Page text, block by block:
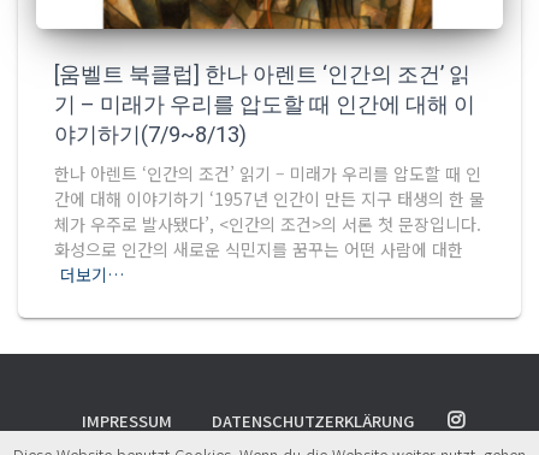
[움벨트 북클럽] 한나 아렌트 ‘인간의 조건’ 읽
기 – 미래가 우리를 압도할 때 인간에 대해 이
야기하기(7/9~8/13)
한나 아렌트 ‘인간의 조건’ 읽기 – 미래가 우리를 압도할 때 인
간에 대해 이야기하기 ‘1957년 인간이 만든 지구 태생의 한 물
체가 우주로 발사됐다’, <인간의 조건>의 서론 첫 문장입니다.
화성으로 인간의 새로운 식민지를 꿈꾸는 어떤 사람에 대한
더보기…
IMPRESSUM
DATENSCHUTZERKLÄRUNG